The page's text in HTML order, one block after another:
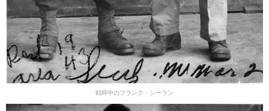
戦時中のフランク・シーラン